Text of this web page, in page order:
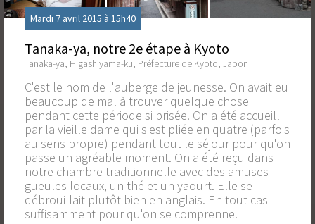
Mardi 7 avril 2015 à 15h40
Tanaka-ya, notre 2e étape à Kyoto
Tanaka-ya, Higashiyama-ku, Préfecture de Kyoto, Japon
C'est le nom de l'auberge de jeunesse. On avait eu
beaucoup de mal à trouver quelque chose
pendant cette période si prisée. On a été accueilli
par la vieille dame qui s'est pliée en quatre (parfois
au sens propre) pendant tout le séjour pour qu'on
passe un agréable moment. On a été reçu dans
notre chambre traditionnelle avec des amuses-
gueules locaux, un thé et un yaourt. Elle se
débrouillait plutôt bien en anglais. En tout cas
suffisamment pour qu'on se comprenne.